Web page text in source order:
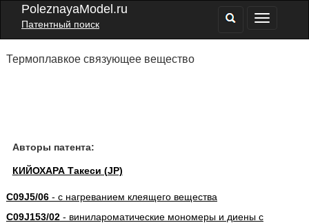
PoleznayaModel.ru
Патентный поиск
Термоплавкое связующее вещество
Авторы патента:
КИЙОХАРА Такеси (JP)
C09J5/06- с нагреванием клеящего вещества
C09J153/02- винилароматические мономеры и диены с